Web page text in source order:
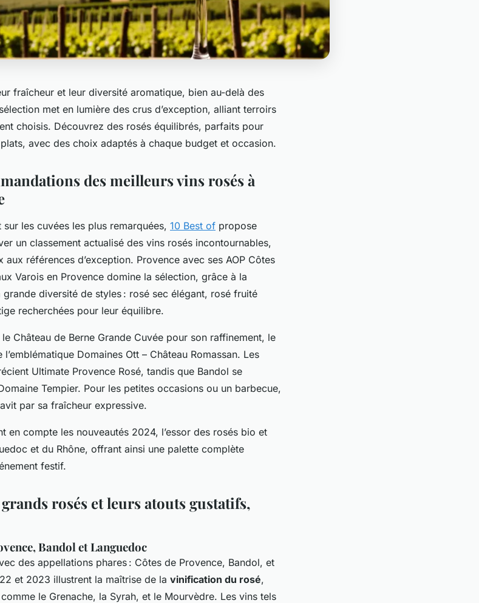
fraîcheur et leur diversité aromatique, bien au-delà des
met en lumière des crus d’exception, alliant terroirs
choisis. Découvrez des rosés équilibrés, parfaits pour
avec des choix adaptés à chaque budget et occasion.
des meilleurs vins rosés à
les cuvées les plus remarquées, 10 Best of propose
un classement actualisé des vins rosés incontournables,
références d’exception. Provence avec ses AOP Côtes
Varois en Provence domine la sélection, grâce à la
diversité de styles : rosé sec élégant, rosé fruité
recherchées pour leur équilibre.
Château de Berne Grande Cuvée pour son raffinement, le
Domaines Ott – Château Romassan. Les
Ultimate Provence Rosé, tandis que Bandol se
Tempier. Pour les petites occasions ou un barbecue,
par sa fraîcheur expressive.
en compte les nouveautés 2024, l’essor des rosés bio et
et du Rhône, offrant ainsi une palette complète
festif.
rosés et leurs atouts gustatifs,
Bandol et Languedoc
des appellations phares : Côtes de Provence, Bandol, et
et 2023 illustrent la maîtrise de la vinification du rosé,
le Grenache, la Syrah, et le Mourvèdre. Les vins tels